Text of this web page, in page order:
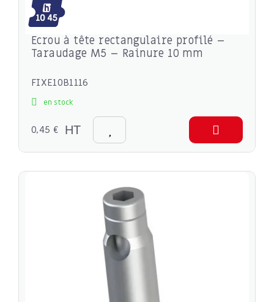
Ecrou à tête rectangulaire profilé –
Taraudage M5 – Rainure 10 mm
FIXE10B1116
en stock
0,45 € HT